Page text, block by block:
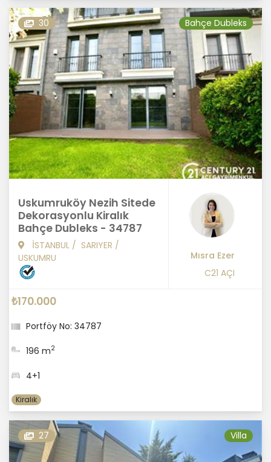
30 Bahçe Dubleks
Uskumruköy Nezih Sitede
Dekorasyonlu Kiralık
Bahçe Dubleks - 34787
İSTANBUL / SARIYER /
USKUMRU
Mısra Ezer
C21 AÇI
₺170.000
Portföy No: 34787
196 m2
4+1
Kiralık
27 Villa